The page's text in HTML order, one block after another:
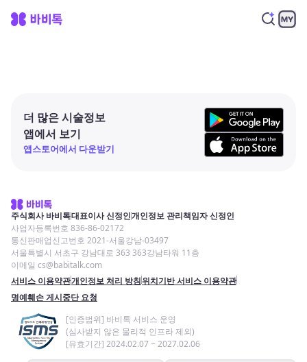
더 많은 시술정보
앱에서 보기
앱스토어에서 다운받기
주식회사 바비톡대표이사 신정인개인정보 관리책임자 신정인
사업자등록번호 836-86-02172
통신판매업신고번호 2021-서울강남-03497
서울특별시 서초구 강남대로 363 363강남타워 11층
이메일 cs@babitalk.com
서비스 이용약관개인정보 처리 방침위치기반 서비스 이용약관
명예훼손 게시중단 요청
[인증범위] 바비톡 서비스 운영
(심사받지 않은 물리적 인프라 제외)
[유효기간] 2024.02.07 ~ 2027.02.06